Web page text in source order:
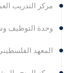
مركز التدريب
وحدة التوظيف
المعهد